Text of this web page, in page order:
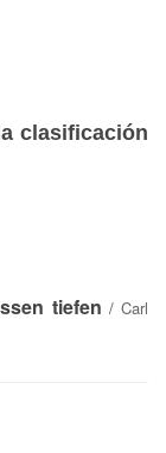
clasificación
tiefen / Carl